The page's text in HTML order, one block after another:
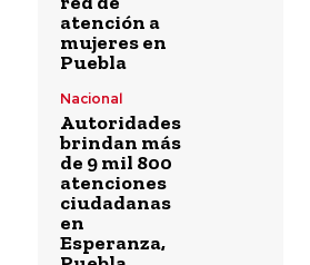
atención a
mujeres en
Puebla
Nacional
Autoridades
brindan más
de 9 mil 800
atenciones
ciudadanas
en
Esperanza,